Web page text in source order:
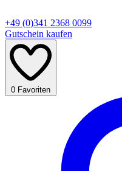
+49 (0)341 2368 0099
Gutschein kaufen
0 Favoriten